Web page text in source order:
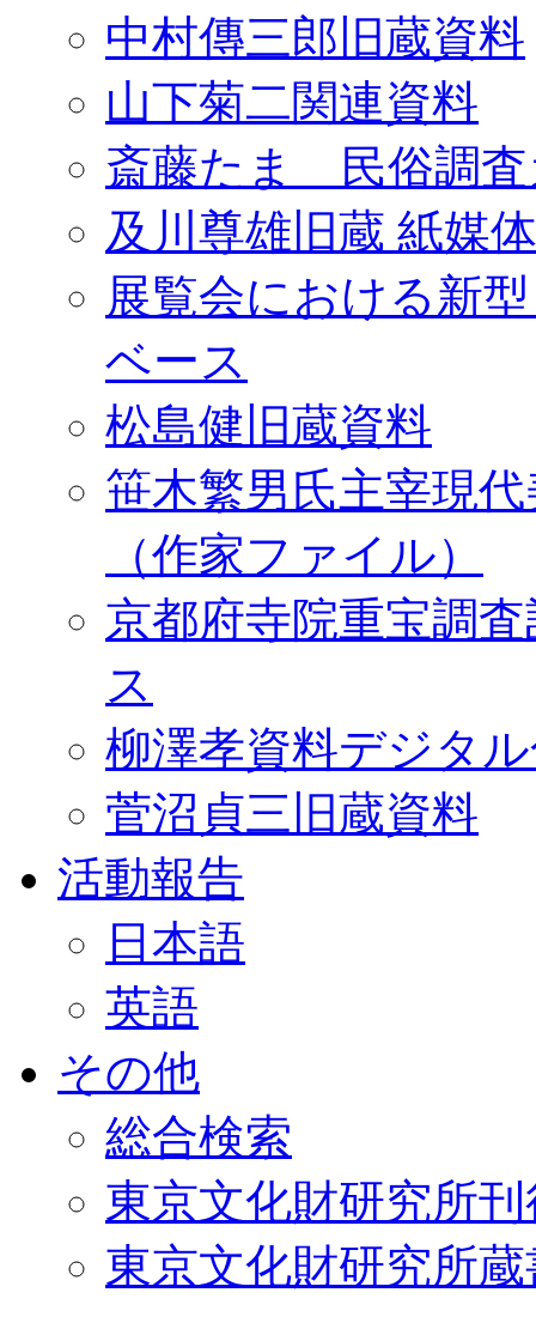
中村傳三郎旧蔵資料
山下菊二関連資料
斎藤たま 民俗調査
及川尊雄旧蔵 紙媒
展覧会における新
ベース
松島健旧蔵資料
笹木繁男氏主宰現
（作家ファイル）
京都府寺院重宝調
ス
柳澤孝資料デジタ
菅沼貞三旧蔵資料
活動報告
日本語
英語
その他
総合検索
東京文化財研究所
東京文化財研究所